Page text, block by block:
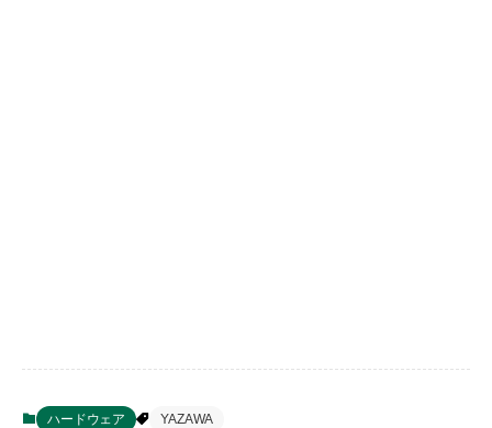
ハードウェア YAZAWA